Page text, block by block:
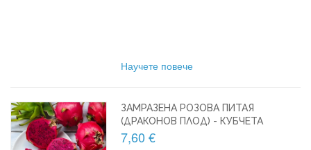
Научете повече
ЗАМРАЗЕНА РОЗОВА ПИТАЯ
(ДРАКОНОВ ПЛОД) - КУБЧЕТА
7,60 €